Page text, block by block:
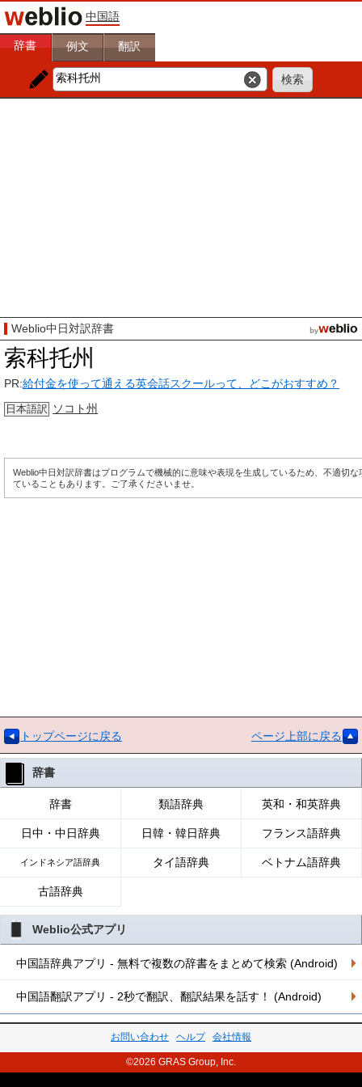
中国語
辞書 例文 翻訳
Weblio中日対訳辞書
索科托州
PR:給付金を使って通える英会話スクールって、どこがおすすめ？
日本語訳 ソコト州
Weblio中日対訳辞書はプログラムで機械的に意味や表現を生成しているため、不適切な
ていることもあります。ご了承くださいませ。
トップページに戻る ページ上部に戻る
辞書
辞書 類語辞典 英和・和英辞典
日中・中日辞典 日韓・韓日辞典 フランス語辞典
インドネシア語辞典 タイ語辞典 ベトナム語辞典
古語辞典
Weblio公式アプリ
中国語辞典アプリ - 無料で複数の辞書をまとめて検索 (Android)
中国語翻訳アプリ - 2秒で翻訳、翻訳結果を話す！ (Android)
お問い合わせ ヘルプ 会社情報
©2026 GRAS Group, Inc.